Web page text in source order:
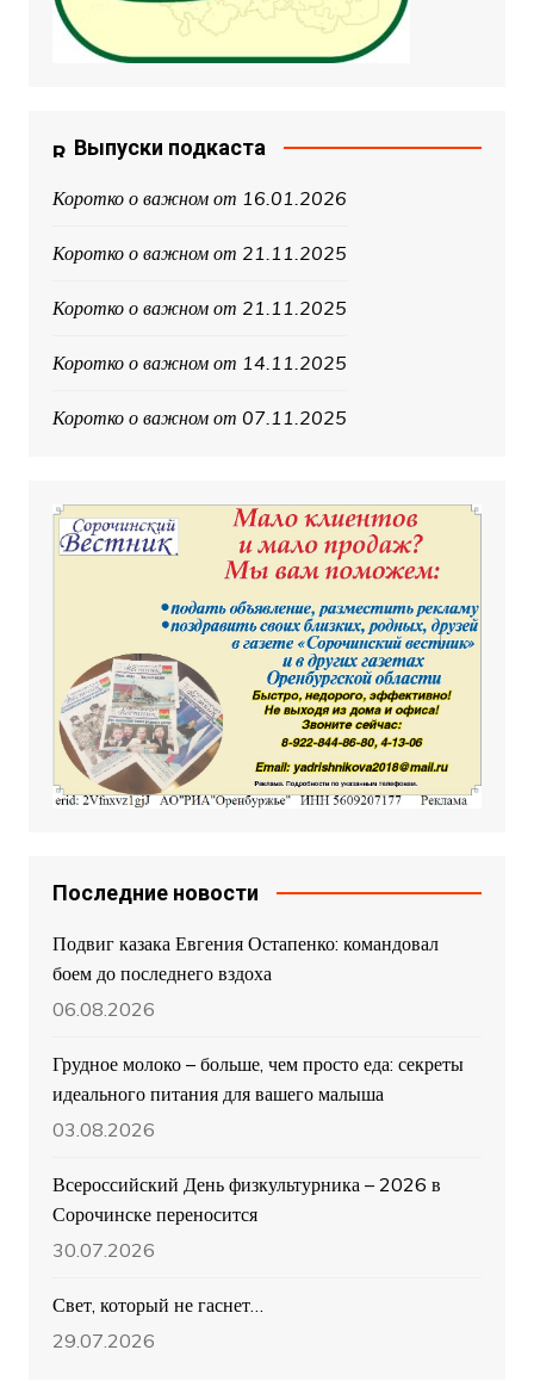
Выпуски подкаста
Коротко о важном от 16.01.2026
Коротко о важном от 21.11.2025
Коротко о важном от 21.11.2025
Коротко о важном от 14.11.2025
Коротко о важном от 07.11.2025
Последние новости
Подвиг казака Евгения Остапенко: командовал
боем до последнего вздоха
06.08.2026
Грудное молоко – больше, чем просто еда: секреты
идеального питания для вашего малыша
03.08.2026
Всероссийский День физкультурника – 2026 в
Сорочинске переносится
30.07.2026
Свет, который не гаснет…
29.07.2026